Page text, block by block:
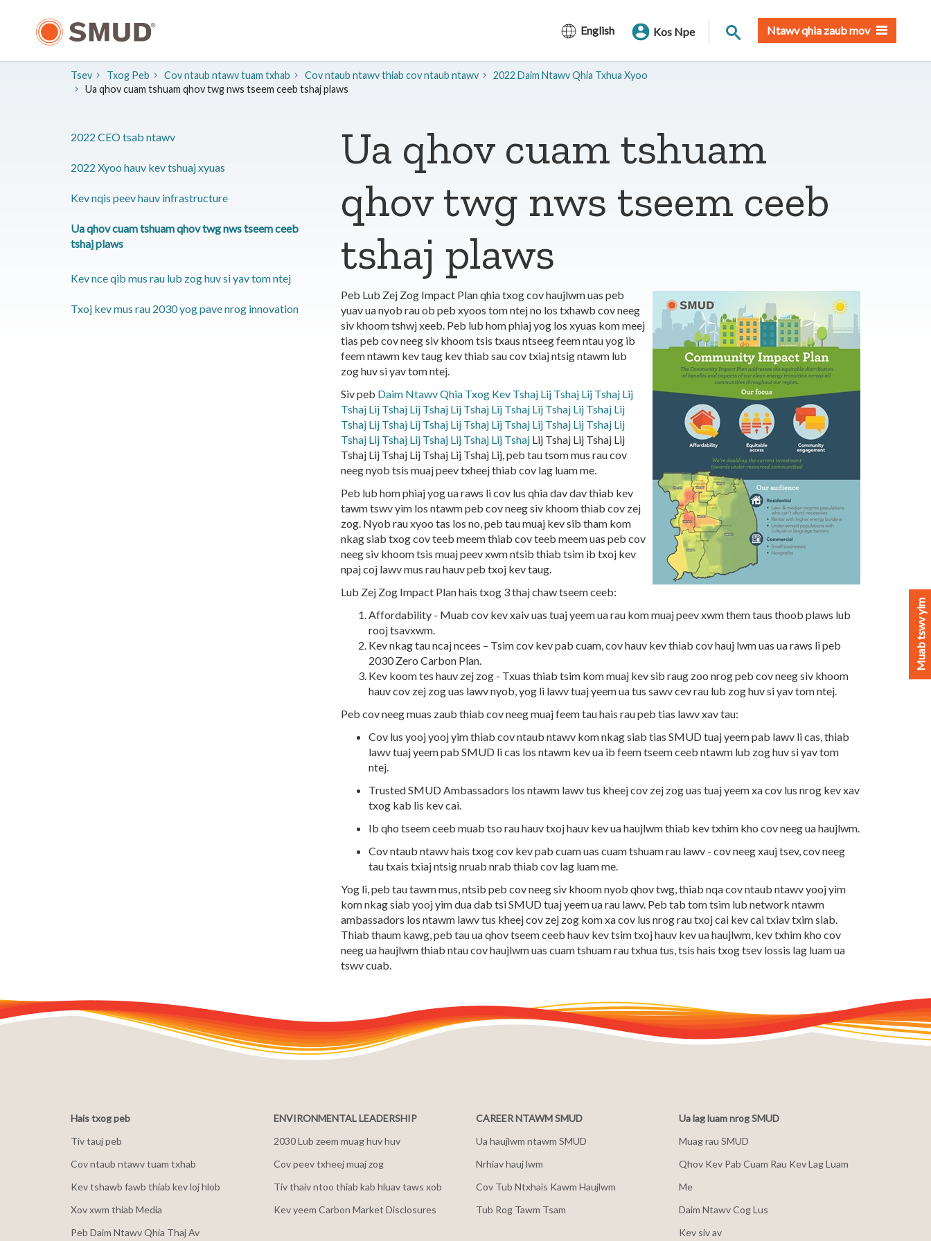
English Kos Npe Nrhiav qhov chaw
Ntawv qhia zaub mov
Tsev Txog Peb Cov ntaub ntawv tuam txhab ​Cov ntaub ntawv thiab cov ntaub ntawv
2022 Daim Ntawv Qhia Txhua Xyoo
Ua qhov cuam tshuam qhov twg nws tseem ceeb tshaj plaws
Ua qhov cuam tshuam
qhov twg nws tseem ceeb
tshaj plaws
Peb Lub Zej Zog Impact Plan qhia txog cov haujlwm uas peb
yuav ua nyob rau ob peb xyoos tom ntej no los txhawb cov neeg
siv khoom tshwj xeeb. Peb lub hom phiaj yog los xyuas kom meej
tias peb cov neeg siv khoom tsis txaus ntseeg feem ntau yog ib
feem ntawm kev taug kev thiab sau cov txiaj ntsig ntawm lub
zog huv si yav tom ntej.
Siv peb Daim Ntawv Qhia Txog Kev Tshaj Lij Tshaj Lij Tshaj Lij
Tshaj Lij Tshaj Lij Tshaj Lij Tshaj Lij Tshaj Lij Tshaj Lij Tshaj Lij
Tshaj Lij Tshaj Lij Tshaj Lij Tshaj Lij Tshaj Lij Tshaj Lij Tshaj Lij
Tshaj Lij Tshaj Lij Tshaj Lij Tshaj Lij Tshaj Lij Tshaj Lij Tshaj Lij
Tshaj Lij Tshaj Lij Tshaj Lij Tshaj Lij, peb tau tsom mus rau cov
neeg nyob tsis muaj peev txheej thiab cov lag luam me.
Peb lub hom phiaj yog ua raws li cov lus qhia dav dav thiab kev
tawm tswv yim los ntawm peb cov neeg siv khoom thiab cov zej
zog. Nyob rau xyoo tas los no, peb tau muaj kev sib tham kom
nkag siab txog cov teeb meem thiab cov teeb meem uas peb cov
neeg siv khoom tsis muaj peev xwm ntsib thiab tsim ib txoj kev
npaj coj lawv mus rau hauv peb txoj kev taug.
Lub Zej Zog Impact Plan hais txog 3 thaj chaw tseem ceeb:
Affordability - Muab cov kev xaiv uas tuaj yeem ua rau kom muaj peev xwm them taus thoob plaws lub
rooj tsavxwm.
Kev nkag tau ncaj ncees – Tsim cov kev pab cuam, cov hauv kev thiab cov hauj lwm uas ua raws li peb
2030 Zero Carbon Plan.
Kev koom tes hauv zej zog - Txuas thiab tsim kom muaj kev sib raug zoo nrog peb cov neeg siv khoom
hauv cov zej zog uas lawv nyob, yog li lawv tuaj yeem ua tus sawv cev rau lub zog huv si yav tom ntej.
Peb cov neeg muas zaub thiab cov neeg muaj feem tau hais rau peb tias lawv xav tau:
Cov lus yooj yooj yim thiab cov ntaub ntawv kom nkag siab tias SMUD tuaj yeem pab lawv li cas, thiab
lawv tuaj yeem pab SMUD li cas los ntawm kev ua ib feem tseem ceeb ntawm lub zog huv si yav tom
ntej.
Trusted SMUD Ambassadors los ntawm lawv tus kheej cov zej zog uas tuaj yeem xa cov lus nrog kev xav
txog kab lis kev cai.
Ib qho tseem ceeb muab tso rau hauv txoj hauv kev ua haujlwm thiab kev txhim kho cov neeg ua haujlwm.
Cov ntaub ntawv hais txog cov kev pab cuam uas cuam tshuam rau lawv - cov neeg xauj tsev, cov neeg
tau txais txiaj ntsig nruab nrab thiab cov lag luam me.
Yog li, peb tau tawm mus, ntsib peb cov neeg siv khoom nyob qhov twg, thiab nqa cov ntaub ntawv yooj yim
kom nkag siab yooj yim dua dab tsi SMUD tuaj yeem ua rau lawv. Peb tab tom tsim lub network ntawm
ambassadors los ntawm lawv tus kheej cov zej zog kom xa cov lus nrog rau txoj cai kev cai txiav txim siab.
Thiab thaum kawg, peb tau ua qhov tseem ceeb hauv kev tsim txoj hauv kev ua haujlwm, kev txhim kho cov
neeg ua haujlwm thiab ntau cov haujlwm uas cuam tshuam rau txhua tus, tsis hais txog tsev lossis lag luam ua
tswv cuab.
2022 CEO tsab ntawv
2022 Xyoo hauv kev tshuaj xyuas
Kev nqis peev hauv infrastructure
Ua qhov cuam tshuam qhov twg nws tseem ceeb
tshaj plaws
Kev nce qib mus rau lub zog huv si yav tom ntej
Txoj kev mus rau 2030 yog pave nrog innovation
Hais txog peb
Tiv tauj peb
Cov ntaub ntawv tuam txhab
Kev tshawb fawb thiab kev loj hlob
Xov xwm thiab Media
Peb Daim Ntawv Qhia Thaj Av
ENVIRONMENTAL LEADERSHIP
2030 Lub zeem muag huv huv
Cov peev txheej muaj zog
Tiv thaiv ntoo thiab kab hluav taws xob
Kev yeem Carbon Market Disclosures
CAREER NTAWM SMUD
Ua haujlwm ntawm SMUD
Nrhiav hauj lwm
Cov Tub Ntxhais Kawm Haujlwm
Tub Rog Tawm Tsam
Ua lag luam nrog SMUD
Muag rau SMUD
Qhov Kev Pab Cuam Rau Kev Lag Luam
Me
Daim Ntawv Cog Lus
Kev siv av
Muab tswv yim